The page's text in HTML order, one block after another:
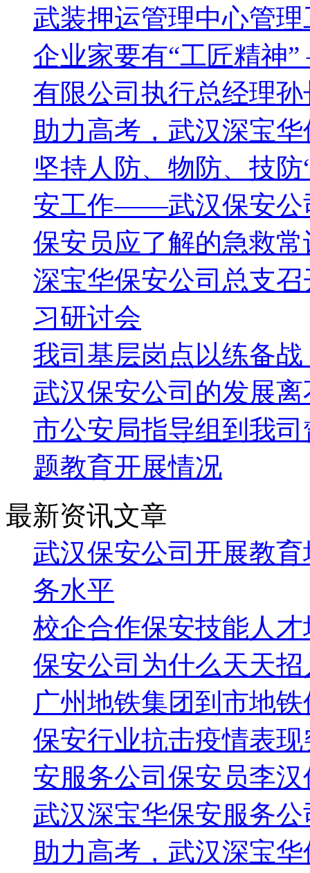
武装押运管理中心管
企业家要有“工匠精
有限公司执行总经理孙
助力高考，武汉深宝
坚持人防、物防、技
安工作——武汉保安公
保安员应了解的急救常
深宝华保安公司总支
习研讨会
我司基层岗点以练备
武汉保安公司的发展
市公安局指导组到我
题教育开展情况
最新资讯文章
武汉保安公司开展教
务水平
校企合作保安技能人
保安公司为什么天天招
广州地铁集团到市地
保安行业抗击疫情表
安服务公司保安员李汉
武汉深宝华保安服务
助力高考，武汉深宝